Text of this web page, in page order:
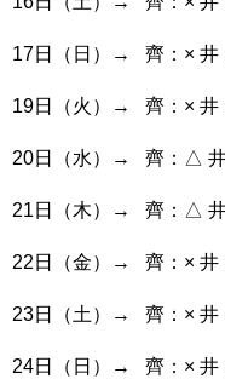
17日（日）→ 齊：× 井
19日（火）→ 齊：×
20日（水）→ 齊：△
21日（木）→ 齊：△
22日（金）→ 齊：×
23日（土）→ 齊：× 井
24日（日）→ 齊：×